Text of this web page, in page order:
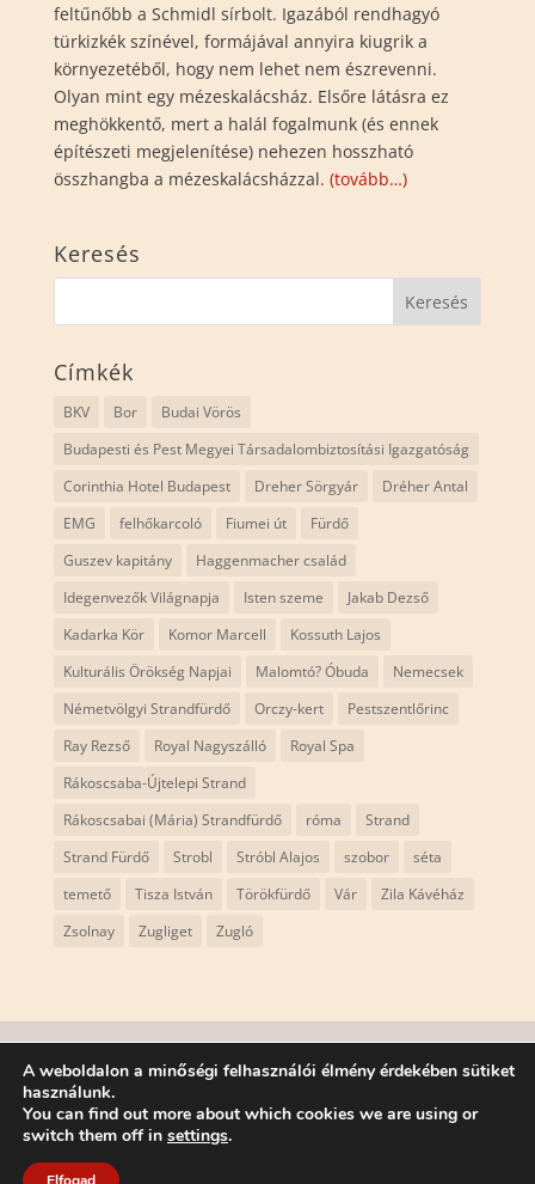
feltűnőbb a Schmidl sírbolt. Igazából rendhagyó
türkizkék színével, formájával annyira kiugrik a
környezetéből, hogy nem lehet nem észrevenni.
Olyan mint egy mézeskalácsház. Elsőre látásra ez
meghökkentő, mert a halál fogalmunk (és ennek
építészeti megjelenítése) nehezen hosszható
összhangba a mézeskalácsházzal. (tovább…)
Keresés
Címkék
BKV Bor
Budai Vörös
Budapesti és Pest Megyei Társadalombiztosítási Igazgatóság
Corinthia Hotel Budapest
Dreher Sörgyár
Dréher Antal
EMG
felhőkarcoló Fiumei út
Fürdő
Guszev kapitány
Haggenmacher család
Idegenvezők Világnapja
Isten szeme
Jakab Dezső
Kadarka Kör
Komor Marcell
Kossuth Lajos
Kulturális Örökség Napjai
Malomtó? Óbuda
Nemecsek
Németvölgyi Strandfürdő
Orczy-kert
Pestszentlőrinc
Ray Rezső
Royal Nagyszálló
Royal Spa
Rákoscsaba-Újtelepi Strand
Rákoscsabai (Mária) Strandfürdő
róma
Strand
Strand Fürdő
Strobl Stróbl Alajos szobor
séta
temető
Tisza István Törökfürdő Vár
Zila Kávéház
Zsolnay
Zugliget Zugló
A weboldalon a minőségi felhasználói élmény érdekében sütiket
használunk.
You can find out more about which cookies we are using or
switch them off in settings.